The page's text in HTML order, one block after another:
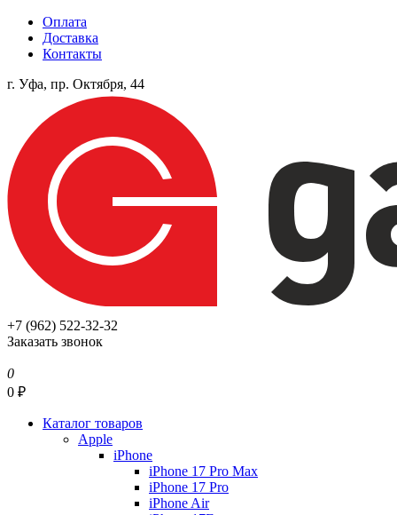
Оплата
Доставка
Контакты
г. Уфа, пр. Октября, 44
+7 (962) 522-32-32
Заказать звонок
0
0 ₽
Каталог товаров
Apple
iPhone
iPhone 17 Pro Max
iPhone 17 Pro
iPhone Air